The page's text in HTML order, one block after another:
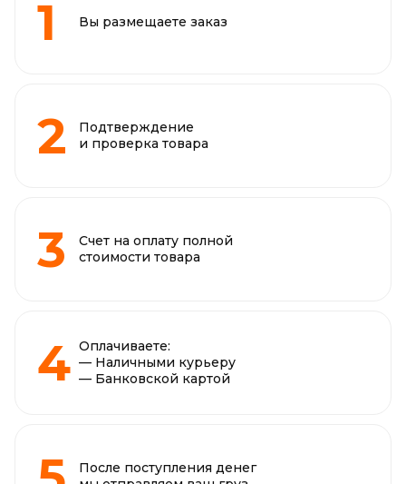
Вы размещаете заказ
Подтверждение
и проверка товара
Счет на оплату полной
стоимости товара
Оплачиваете:
— Наличными курьеру
— Банковской картой
После поступления денег